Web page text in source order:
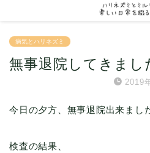
病気とハリネズミ
無事退院してきまし
2019
今日の夕方、無事退院出来まし
検査の結果、